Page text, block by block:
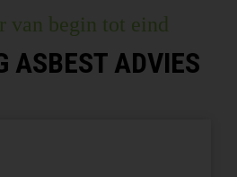
van begin tot eind
ASBEST ADVIES